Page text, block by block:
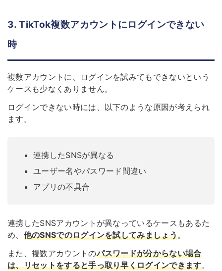
3. TikTok複数アカウントにログインできない
時
複数アカウントに、ログインを試みてもできないという
ケースも少なくありません。
ログインできない時には、以下のような原因が考えられ
ます。
連携したSNSが異なる
ユーザー名やパスワード間違い
アプリの不具合
連携したSNSアカウントが異なっているケースもあるた
め、 他のSNSでのログインを試してみましょう。
また、複数アカウントのパスワードが分からない場合
は、リセットをすると手っ取り早くログインできます。